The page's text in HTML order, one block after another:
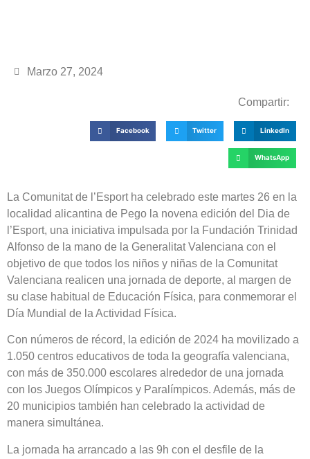
Marzo 27, 2024
Compartir:
Facebook Twitter LinkedIn
WhatsApp
La Comunitat de l’Esport ha celebrado este martes 26 en la
localidad alicantina de Pego la novena edición del Dia de
l’Esport, una iniciativa impulsada por la Fundación Trinidad
Alfonso de la mano de la Generalitat Valenciana con el
objetivo de que todos los niños y niñas de la Comunitat
Valenciana realicen una jornada de deporte, al margen de
su clase habitual de Educación Física, para conmemorar el
Día Mundial de la Actividad Física.
Con números de récord, la edición de 2024 ha movilizado a
1.050 centros educativos de toda la geografía valenciana,
con más de 350.000 escolares alrededor de una jornada
con los Juegos Olímpicos y Paralímpicos. Además, más de
20 municipios también han celebrado la actividad de
manera simultánea.
La jornada ha arrancado a las 9h con el desfile de la